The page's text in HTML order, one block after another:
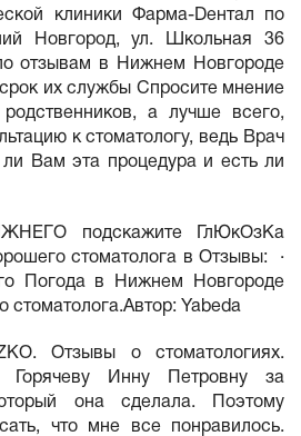
клиники Фарма-Dентал по
Новгород, ул. Школьная 36
отзывам в Нижнем Новгороде
их службы Спросите мнение
а лучше всего,
к стоматологу, ведь Врач
ли Вам эта процедура и есть ли
подскажите ГлЮкОзКа
стоматолога в Отзывы: ·
Погода в Нижнем Новгороде
стоматолога.Автор: Yabeda
Отзывы о стоматологиях.
Горячеву Инну Петровну за
она сделала. Поэтому
что мне все понравилось.